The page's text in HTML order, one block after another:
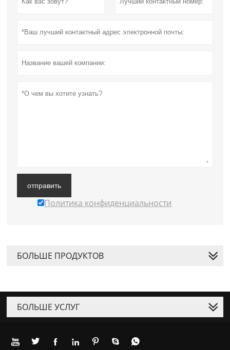
отправить
Политика конфиденциальности
БОЛЬШЕ ПРОДУКТОВ
БОЛЬШЕ УСЛУГ
      